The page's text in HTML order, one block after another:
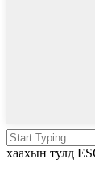
хаахын тулд